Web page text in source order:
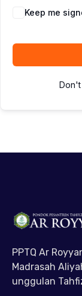
Keep me
Don't
PPTQ Ar
Madrasah
unggulan